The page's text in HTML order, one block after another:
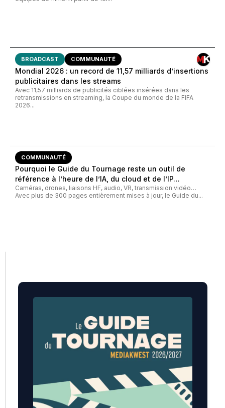
BROADCAST COMMUNAUTÉ
Mondial 2026 : un record de 11,57 milliards d’insertions
publicitaires dans les streams
Avec 11,57 milliards de publicités ciblées insérées dans les
retransmissions en streaming, la Coupe du monde de la FIFA
2026...
COMMUNAUTÉ
Pourquoi le Guide du Tournage reste un outil de
référence à l’heure de l’IA, du cloud et de l’IP…
Caméras, drones, liaisons HF, audio, VR, transmission vidéo…
Avec plus de 300 pages entièrement mises à jour, le Guide du...